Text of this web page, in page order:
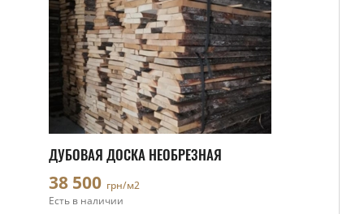
ДУБОВАЯ ДОСКА НЕОБРЕЗНАЯ
38 500 грн/м2
Есть в наличии